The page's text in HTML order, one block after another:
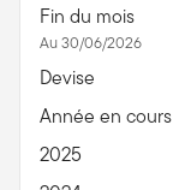
Fin du mois
Au 30/06/2026
Devise
Année en cours
2025